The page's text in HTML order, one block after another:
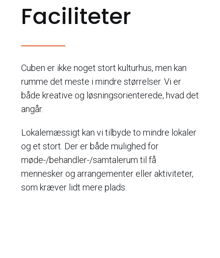
Faciliteter
Cuben er ikke noget stort kulturhus, men kan
rumme det meste i mindre størrelser. Vi er
både kreative og løsningsorienterede, hvad det
angår.
Lokalemæssigt kan vi tilbyde to mindre lokaler
og et stort. Der er både mulighed for
møde-/behandler-/samtalerum til få
mennesker og arrangementer eller aktiviteter,
som kræver lidt mere plads.